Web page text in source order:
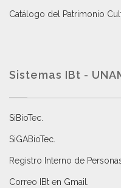
Catálogo del Patrimonio
Sistemas IBt -
SiBioTec
SiGABioTec.
Registro Interno de
Correo IBt en Gmail